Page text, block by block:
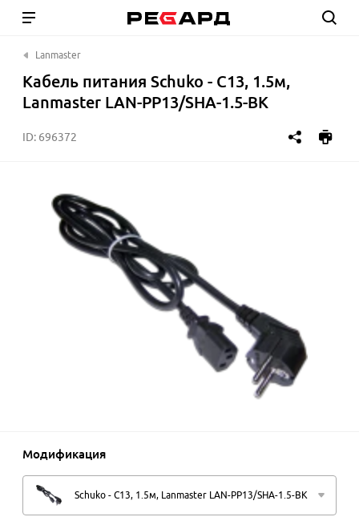
Lanmaster
Кабель питания Schuko - C13, 1.5м,
Lanmaster LAN-PP13/SHA-1.5-BK
ID: 696372
Модификация
Schuko - C13, 1.5м, Lanmaster LAN-PP13/SHA-1.5-BK